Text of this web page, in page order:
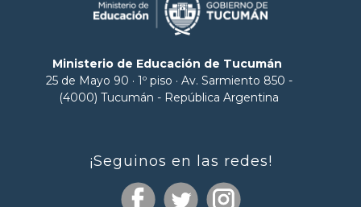
Ministerio de Educación de Tucumán
25 de Mayo 90 · 1º piso · Av. Sarmiento 850 -
(4000) Tucumán - República Argentina
¡Seguinos en las redes!